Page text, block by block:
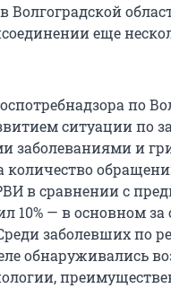
Волгоградской
еще
по
ситуации по
заболеваниями и
количество
в сравнении с
10% — в основном
заболевших по
обнаруживались